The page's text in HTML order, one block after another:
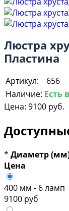
Люстра
Пластина
Артикул:
656
Наличие: Есть
Цена: 9100 руб.
* Диаметр
Цена
400 мм - 6 ламп
9100 руб